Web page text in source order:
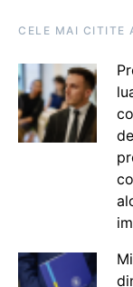
CELE MAI CITITE